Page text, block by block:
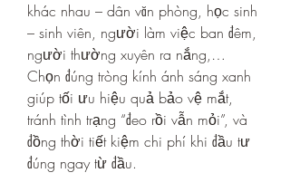
khác nhau – dân văn phòng, học sinh
– sinh viên, người làm việc ban đêm,
người thường xuyên ra nắng,…
Chọn đúng tròng kính ánh sáng xanh
giúp tối ưu hiệu quả bảo vệ mắt,
tránh tình trạng “đeo rồi vẫn mỏi”, và
đồng thời tiết kiệm chi phí khi đầu tư
đúng ngay từ đầu.